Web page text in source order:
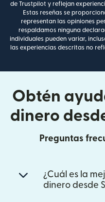
de Trustpilot y reflejan
Estas reseñas se
representan las opiniones
respaldamos ninguna
individuales pueden variar,
las experiencias descritas no
Obtén
dinero
Preguntas
¿Cuál es la
dinero desde